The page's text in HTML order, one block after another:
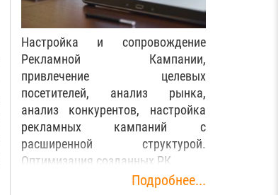
Настройка и сопровождение
Рекламной Кампании,
привлечение целевых
посетителей, анализ рынка,
анализ конкурентов, настройка
рекламных кампаний с
расширенной структурой.
Оптимизация созданных РК.
Подробнее...